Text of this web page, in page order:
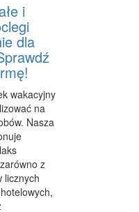
i
dla
wakacyjny
na
Nasza
z
licznych